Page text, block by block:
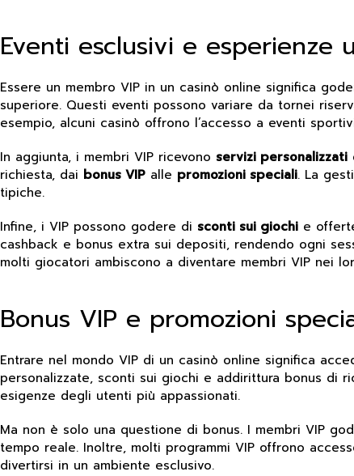
Eventi esclusivi e esperienze
Essere un membro VIP in un casinò online significa
superiore. Questi eventi possono variare da tornei
esempio, alcuni casinò offrono l’accesso a eventi
In aggiunta, i membri VIP ricevono servizi personalizzati
richiesta, dai bonus VIP alle promozioni speciali. La
tipiche.
Infine, i VIP possono godere di sconti sui giochi e
cashback e bonus extra sui depositi, rendendo ogni
molti giocatori ambiscono a diventare membri VIP nei
Bonus VIP e promozioni
Entrare nel mondo VIP di un casinò online significa
personalizzate, sconti sui giochi e addirittura bonus di
esigenze degli utenti più appassionati.
Ma non è solo una questione di bonus. I membri VIP
tempo reale. Inoltre, molti programmi VIP offrono
divertirsi in un ambiente esclusivo.